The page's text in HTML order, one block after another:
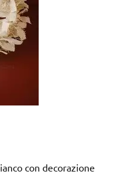
con decorazione